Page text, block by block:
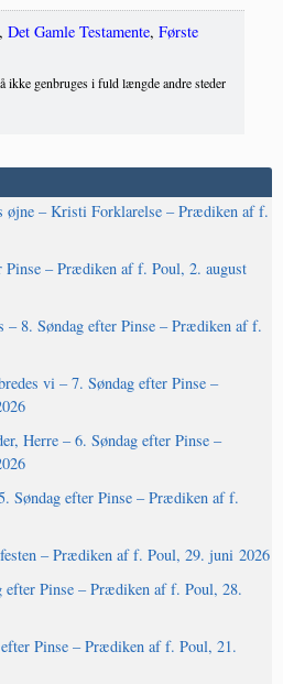
, Det Gamle Testamente, Første
ikke genbruges i fuld længde andre steder
øjne – Kristi Forklarelse – Prædiken af f.
Pinse – Prædiken af f. Poul, 2. august
8. Søndag efter Pinse – Prædiken af f.
vi – 7. Søndag efter Pinse –
Herre – 6. Søndag efter Pinse –
Søndag efter Pinse – Prædiken af f.
– Prædiken af f. Poul, 29. juni 2026
Pinse – Prædiken af f. Poul, 28.
Pinse – Prædiken af f. Poul, 21.